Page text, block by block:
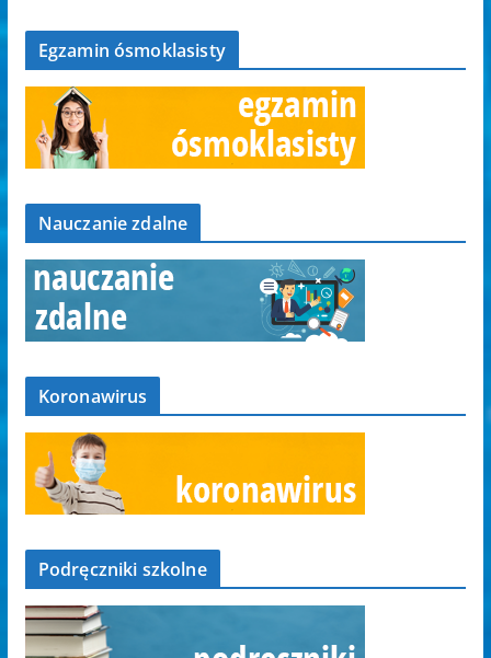
Egzamin ósmoklasisty
Nauczanie zdalne
Koronawirus
Podręczniki szkolne